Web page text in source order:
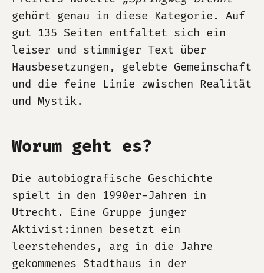
gehört genau in diese Kategorie. Auf
gut 135 Seiten entfaltet sich ein
leiser und stimmiger Text über
Hausbesetzungen, gelebte Gemeinschaft
und die feine Linie zwischen Realität
und Mystik.
Worum geht es?
Die autobiografische Geschichte
spielt in den 1990er-Jahren in
Utrecht. Eine Gruppe junger
Aktivist:innen besetzt ein
leerstehendes, arg in die Jahre
gekommenes Stadthaus in der